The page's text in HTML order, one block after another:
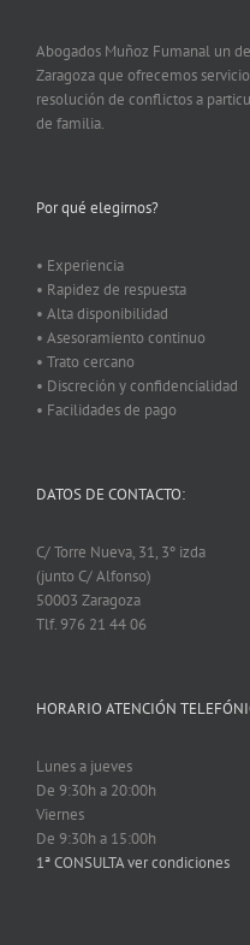
Abogados Muñoz Fumanal un
Zaragoza que ofrecemos
resolución de conflictos a
de familia.
Por qué elegirnos?
• Experiencia
• Rapidez de respuesta
• Alta disponibilidad
• Asesoramiento continuo
• Trato cercano
• Discreción y confidencialidad
• Facilidades de pago
DATOS DE CONTACTO:
C/ Torre Nueva, 31, 3º izda
(junto C/ Alfonso)
50003 Zaragoza
Tlf. 976 21 44 06
HORARIO ATENCIÓN
Lunes a jueves
De 9:30h a 20:00h
Viernes
De 9:30h a 15:00h
1ª CONSULTA ver condiciones